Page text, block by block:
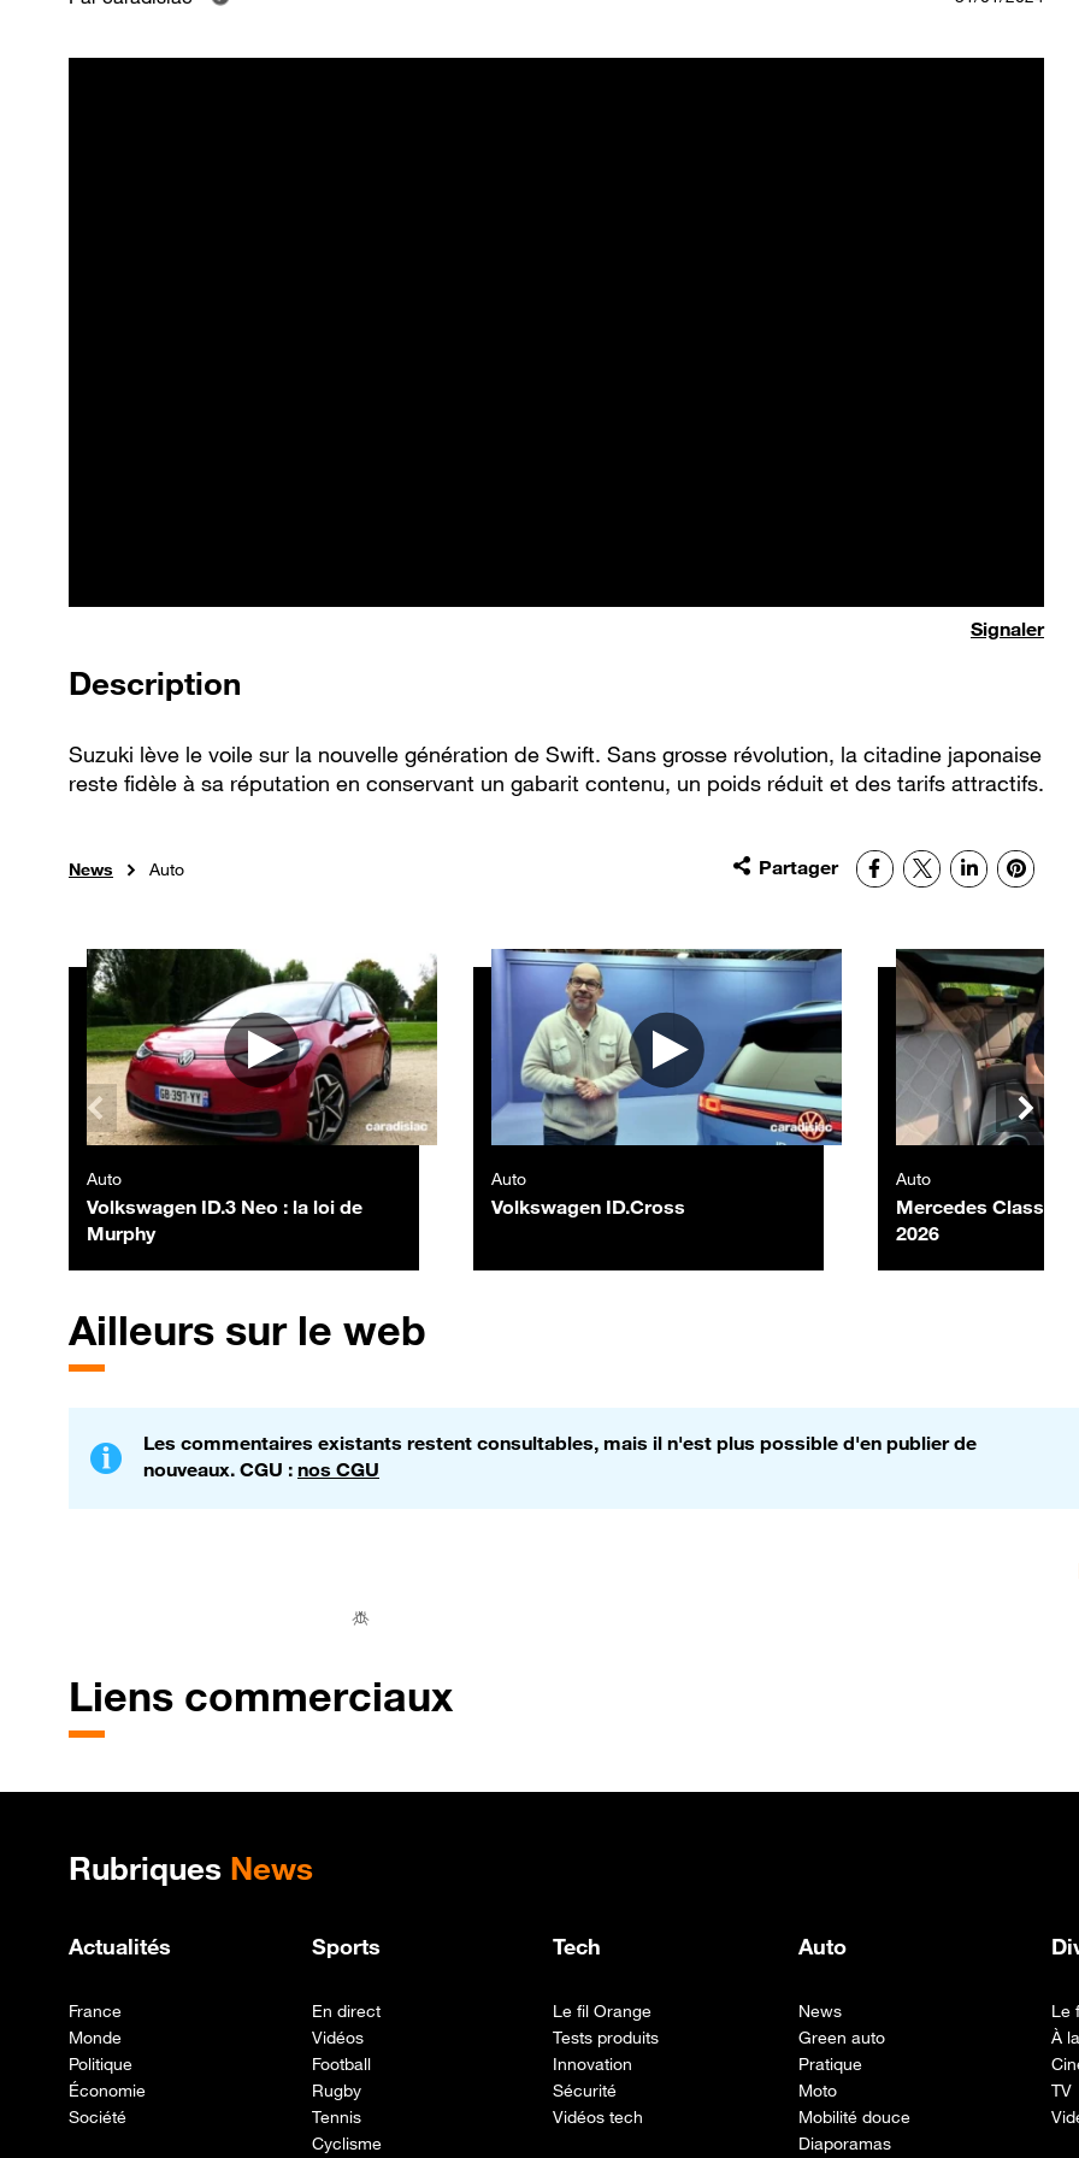
Signaler
Description
Suzuki lève le voile sur la nouvelle génération de Swift. Sans grosse révolution, la citadine japonaise
reste fidèle à sa réputation en conservant un gabarit contenu, un poids réduit et des tarifs attractifs.
News Auto Partager Facebook
X LinkedIn
Autres vidéos
Auto
Volkswagen ID.3 Neo : la loi de
Murphy
Auto
Volkswagen ID.Cross
Auto
Mercedes Classe C
2026
Ailleurs sur le web
Les commentaires existants restent consultables, mais il n'est plus possible d'en publier de
nouveaux. CGU : nos CGU
Liens commerciaux
Plan de site
Rubriques News
Actualités
France
Monde
Politique
Économie
Société
Sports
En direct
Vidéos
Football
Rugby
Tennis
Cyclisme
Tech
Le fil Orange
Tests produits
Innovation
Sécurité
Vidéos tech
Auto
News
Green auto
Pratique
Moto
Mobilité douce
Diaporamas
Le
À
TV